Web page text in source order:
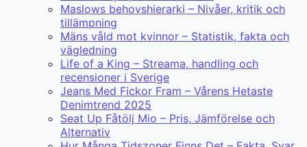
Maslows behovshierarki – Nivåer, kritik och
tillämpning
Mäns våld mot kvinnor – Statistik, fakta och
vägledning
Life of a King – Streama, handling och
recensioner i Sverige
Jeans Med Fickor Fram – Vårens Hetaste
Denimtrend 2025
Seat Up Fåtölj Mio – Pris, Jämförelse och
Alternativ